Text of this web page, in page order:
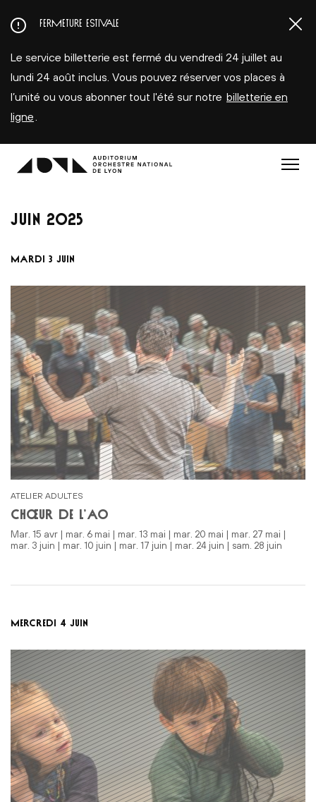
au
principal
FERMETURE ESTIVALE
Le service billetterie est fermé du vendredi 24 juillet au
lundi 24 août inclus. Vous pouvez réserver vos places à
l’unité ou vous abonner tout l'été sur notre billetterie en
ligne
Menu
JUIN 2025
MARDI 3 JUIN
ATELIER ADULTES
CHŒUR DE L’AO
mar. 15 avr | mar. 6 mai | mar. 13 mai | mar. 20 mai | mar. 27 mai |
mar. 3 juin | mar. 10 juin | mar. 17 juin | mar. 24 juin | sam. 28 juin
MERCREDI 4 JUIN